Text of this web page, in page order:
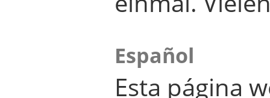
Español
Esta página